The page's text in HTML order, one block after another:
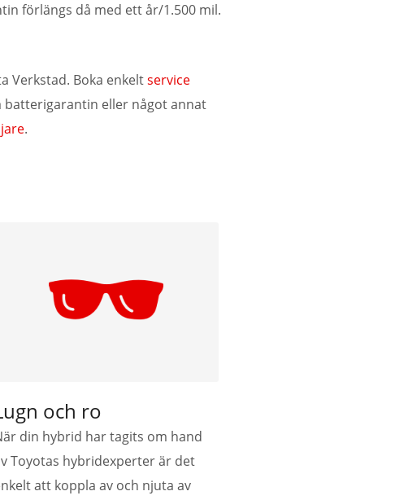
förlängs då med ett år/1.500 mil.
Verkstad. Boka enkeltservice
batterigarantin eller något annat
.
och ro
din hybrid har tagits om hand
Toyotas hybridexperter är det
att koppla av och njuta av